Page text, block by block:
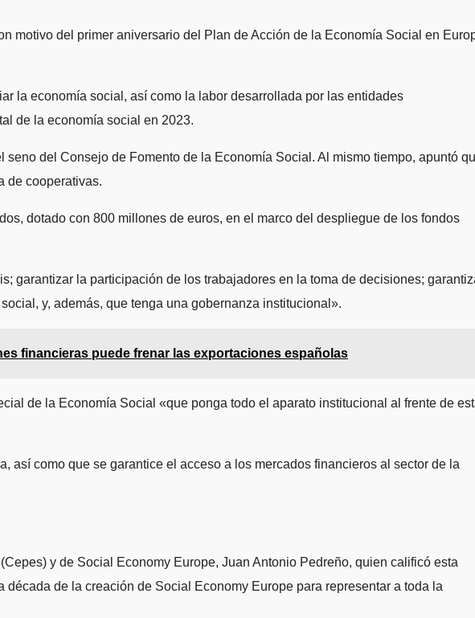
motivo del primer aniversario del Plan de Acción de la Economía Social en
la economía social, así como la labor desarrollada por las entidades
de la economía social en 2023.
del Consejo de Fomento de la Economía Social. Al mismo tiempo, apuntó
de cooperativas.
dotado con 800 millones de euros, en el marco del despliegue de los fondos
garantizar la participación de los trabajadores en la toma de decisiones;
y, además, que tenga una gobernanza institucional».
financieras puede frenar las exportaciones españolas
de la Economía Social «que ponga todo el aparato institucional al frente de
así como que se garantice el acceso a los mercados financieros al sector de la
y de Social Economy Europe, Juan Antonio Pedreño, quien calificó esta
de la creación de Social Economy Europe para representar a toda la